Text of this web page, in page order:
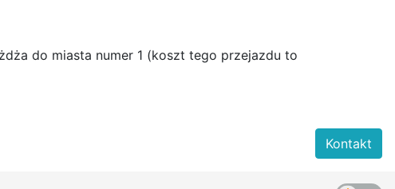
do miasta numer 1 (koszt tego przejazdu to
Kontakt